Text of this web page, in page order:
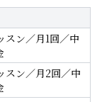
スン／月1回／中
スン／月2回／中